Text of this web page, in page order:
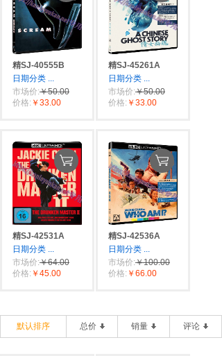
精SJ-40555B
日期分类 ...
市场价:￥50.00
价格: ￥33.00
精SJ-45261A
日期分类 ...
市场价:￥50.00
价格: ￥33.00
精SJ-42531A
日期分类 ...
市场价:￥64.00
价格: ￥45.00
精SJ-42536A
日期分类 ...
市场价:￥100.00
价格: ￥66.00
默认排序 总价 销量 评论